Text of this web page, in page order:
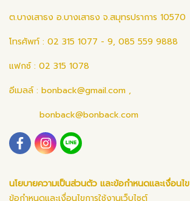
ต.บางเสาธง อ.บางเสาธง จ.สมุทรปราการ 10570
โทรศัพท์ : 02 315 1077 - 9, 085 559 9888
แฟกซ์ : 02 315 1078
อีเมลล์ : bonback@gmail.com ,
bonback@bonback.com
นโยบายความเป็นส่วนตัว และข้อกำหนดและเงื่อนไข
ข้อกำหนดและเงื่อนไขการใช้งานเว็บไซต์